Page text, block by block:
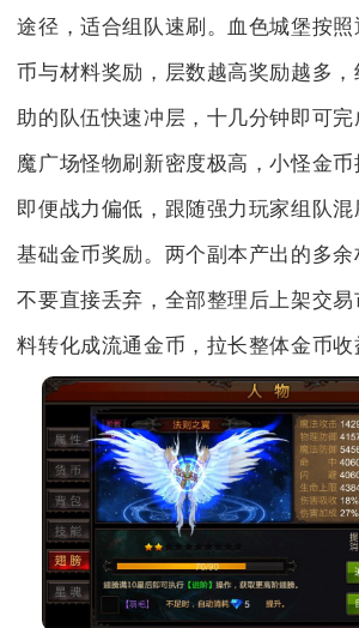
途径，适合组队速刷。血色城堡按
币与材料奖励，层数越高奖励越多
助的队伍快速冲层，十几分钟即可
魔广场怪物刷新密度极高，小怪金币
即便战力偏低，跟随强力玩家组队混
基础金币奖励。两个副本产出的多
不要直接丢弃，全部整理后上架交
料转化成流通金币，拉长整体金币收